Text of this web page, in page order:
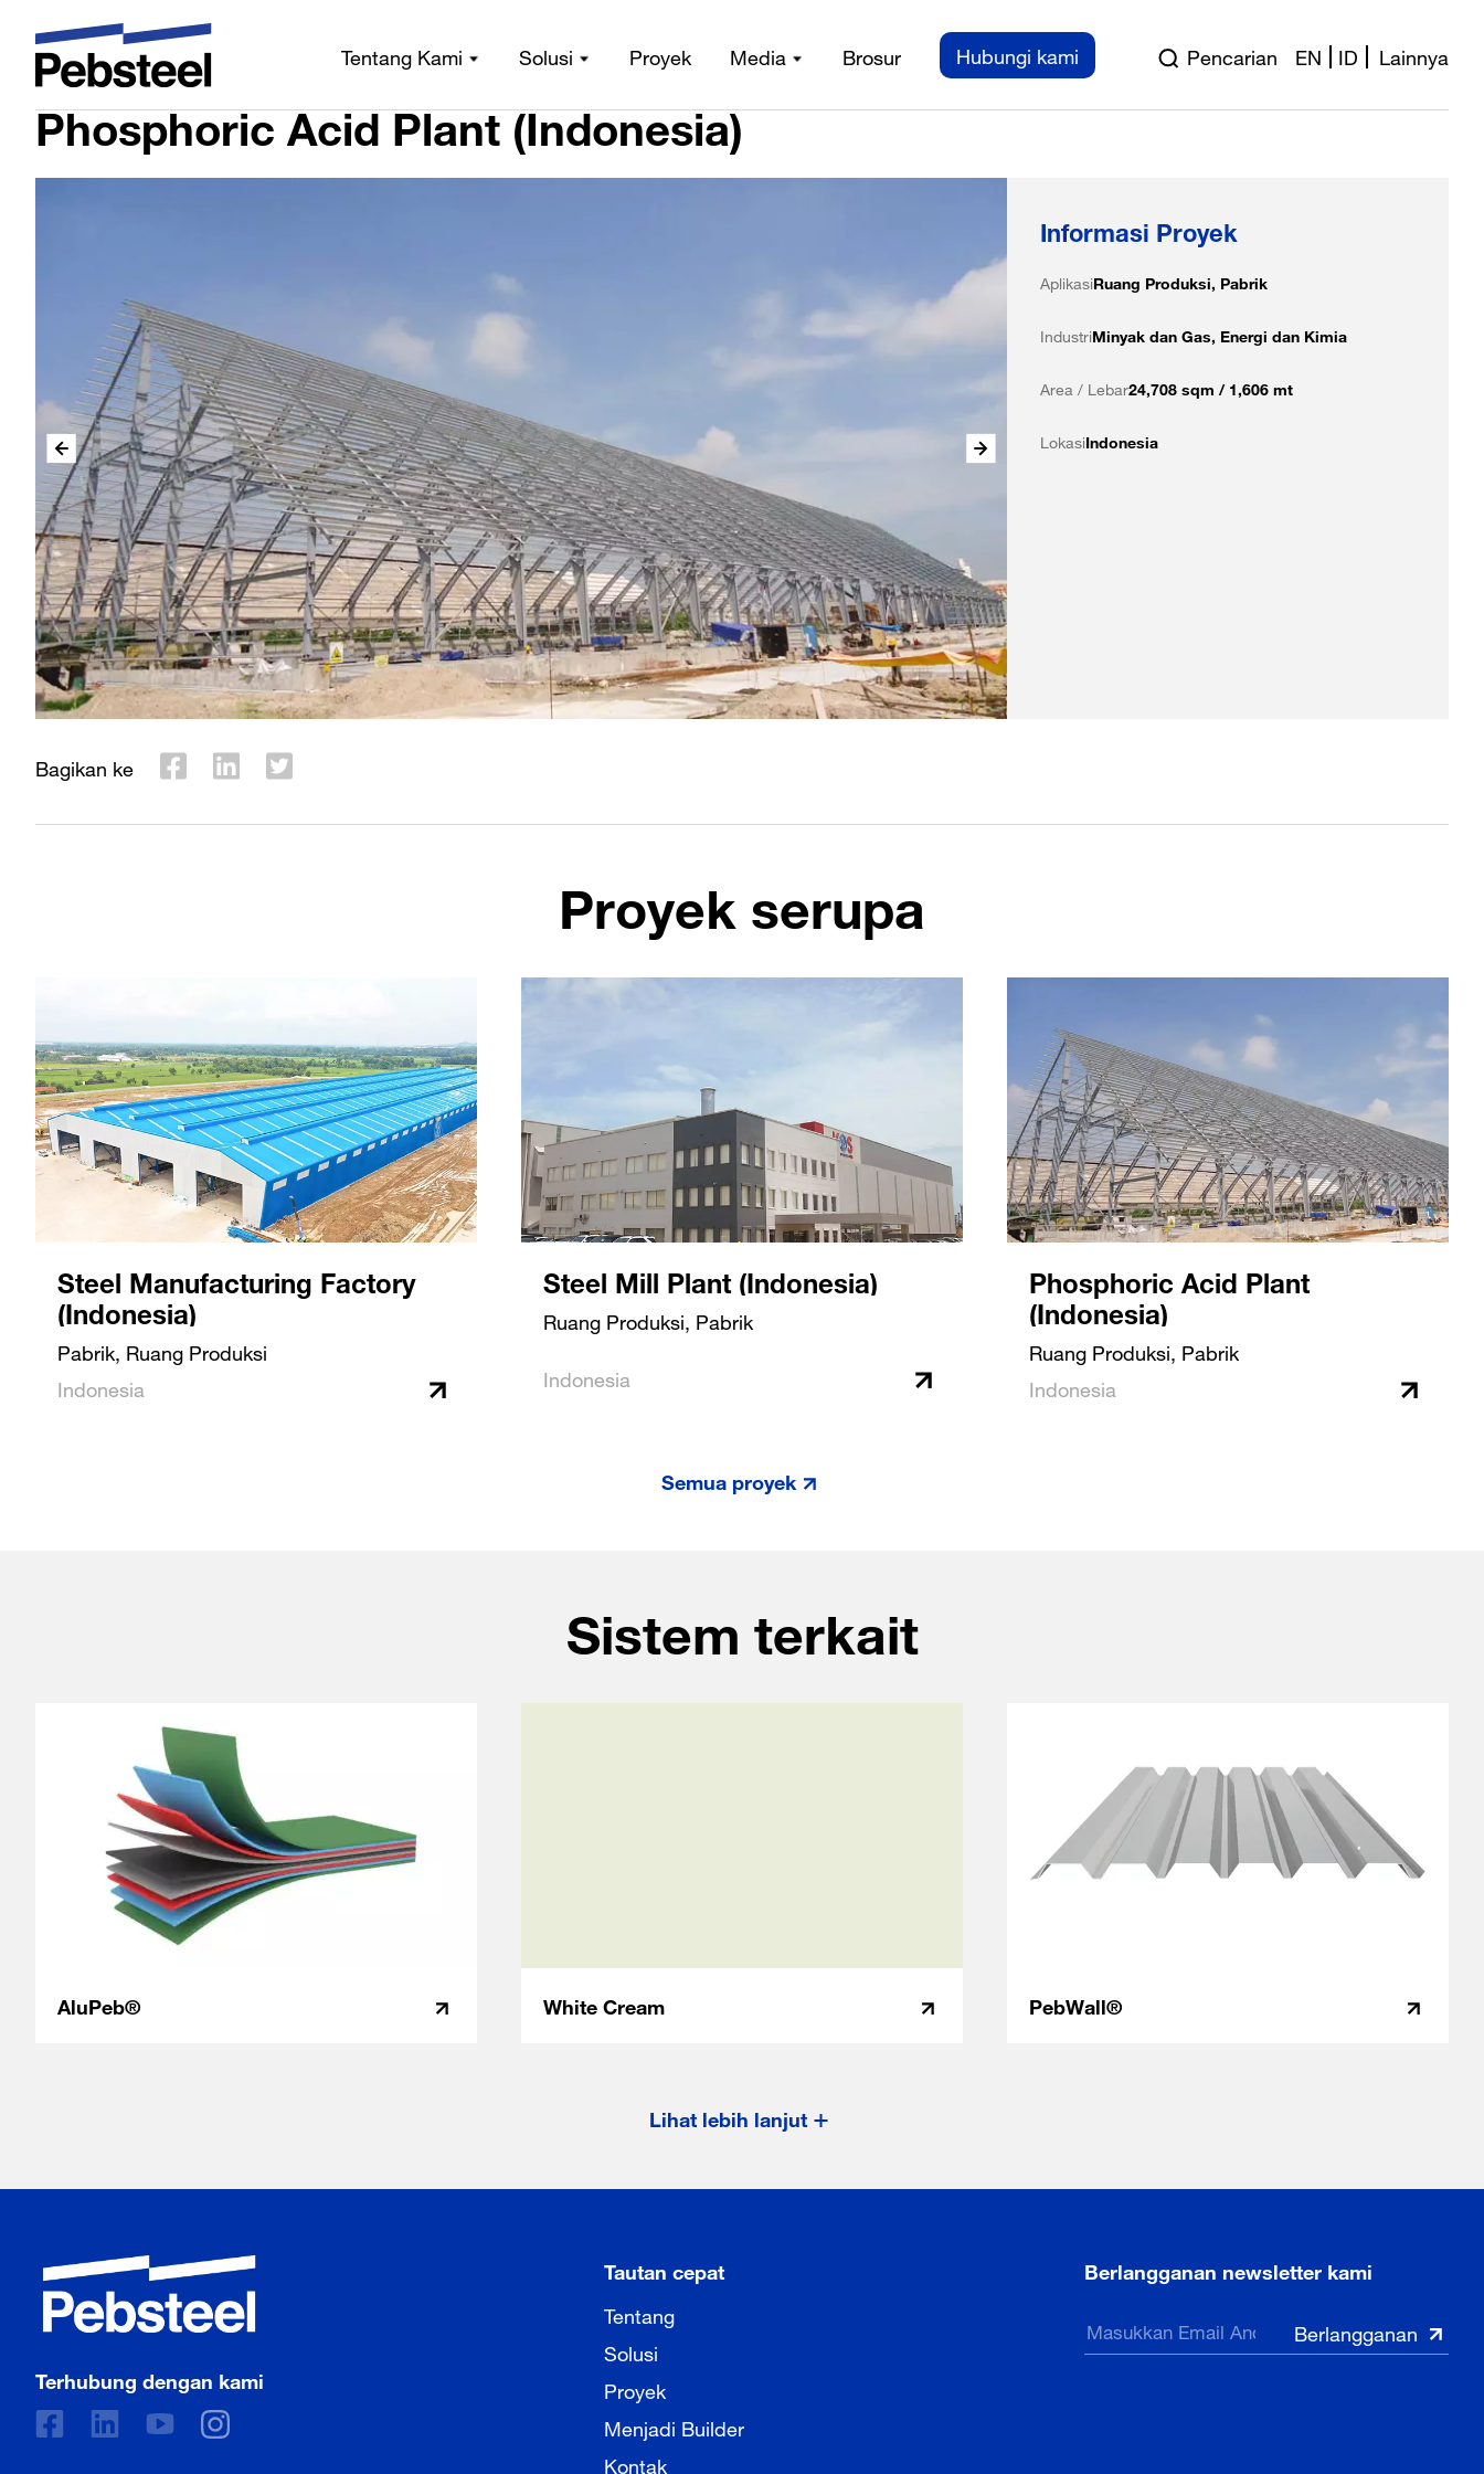
Tentang Kami Solusi Proyek Media Brosur Hubungi kami Pencarian EN ID Lainnya
Rumah/Phosphoric Acid Plant (Indonesia)
Phosphoric Acid Plant (Indonesia)
Informasi Proyek
AplikasiRuang Produksi, Pabrik
IndustriMinyak dan Gas, Energi dan Kimia
Area / Lebar24,708 sqm / 1,606 mt
LokasiIndonesia
Bagikan ke
Proyek serupa
Steel Manufacturing Factory
(Indonesia)
Pabrik, Ruang Produksi
Indonesia
Steel Mill Plant (Indonesia)
Ruang Produksi, Pabrik
Indonesia
Phosphoric Acid Plant
(Indonesia)
Ruang Produksi, Pabrik
Indonesia
Semua proyek
Sistem terkait
AluPeb® White Cream PebWall®
Lihat lebih lanjut
Terhubung dengan kami
Tautan cepat
Tentang
Solusi
Proyek
Menjadi Builder
Kontak
Berlangganan newsletter kami